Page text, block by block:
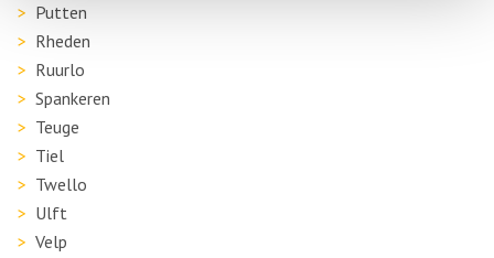
Putten
Rheden
Ruurlo
Spankeren
Teuge
Tiel
Twello
Ulft
Velp